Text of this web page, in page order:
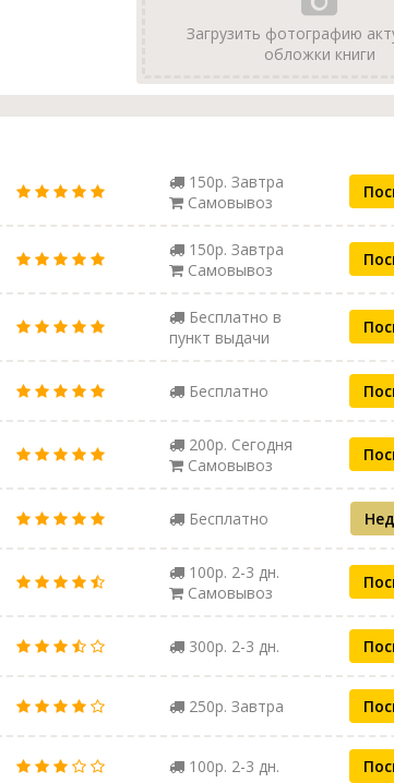
Загрузить фотографию
обложки книги
150р. Завтра
Самовывоз
150р. Завтра
Самовывоз
Бесплатно в
пункт выдачи
Бесплатно
200р. Сегодня
Самовывоз
Бесплатно
100р. 2-3 дн.
Самовывоз
300р. 2-3 дн.
250р. Завтра
100р. 2-3 дн.